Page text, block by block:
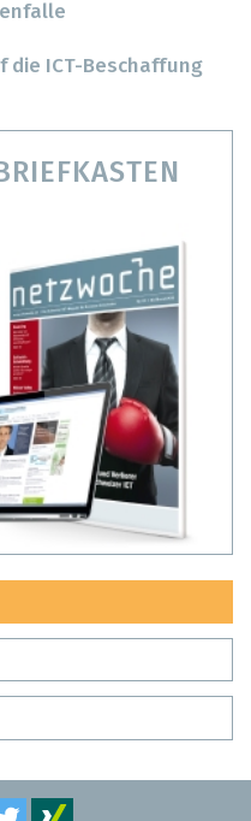
die ICT-Beschaffung